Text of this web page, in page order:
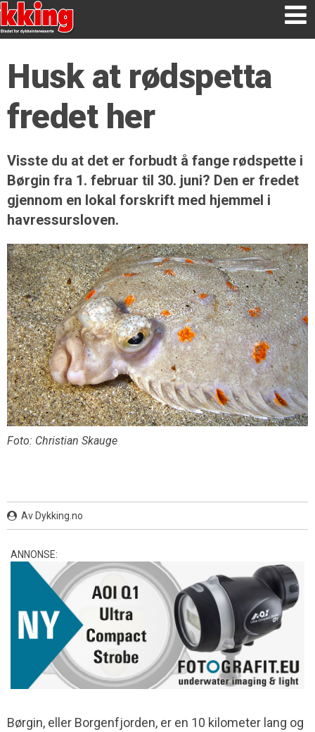
Husk at rødspetta
fredet her
Visste du at det er forbudt å fange rødspette i
Børgin fra 1. februar til 30. juni? Den er fredet
gjennom en lokal forskrift med hjemmel i
havressursloven.
Foto: Christian Skauge
Av Dykking.no
ANNONSE:
Børgin, eller Borgenfjorden, er en 10 kilometer lang og